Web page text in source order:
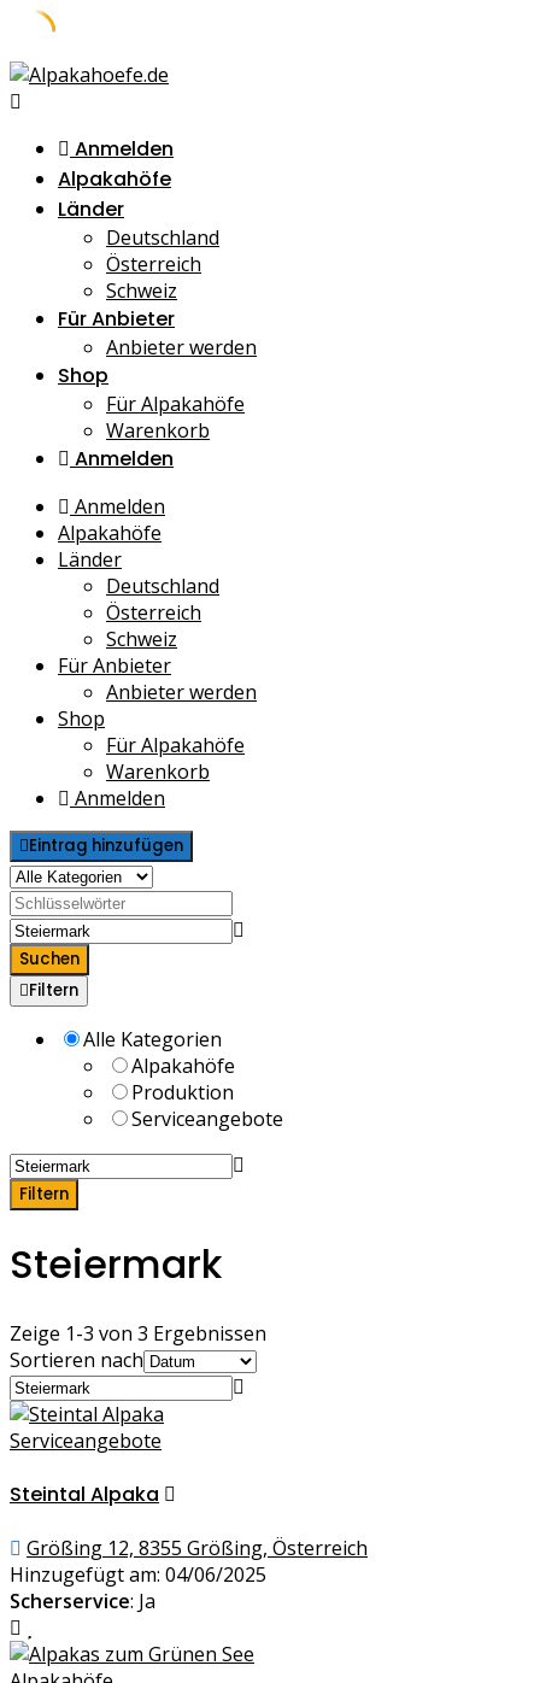
Skip
to
Anmelden
Alpakahöfe
Länder
Deutschland
Österreich
Schweiz
Für Anbieter
Anbieter werden
Shop
Für Alpakahöfe
Warenkorb
Anmelden
Anmelden
Alpakahöfe
Länder
Deutschland
Österreich
Schweiz
Für Anbieter
Anbieter werden
Shop
Für Alpakahöfe
Warenkorb
Anmelden
Eintrag hinzufügen
Suchen
Filtern
Alle Kategorien
Alpakahöfe
Produktion
Serviceangebote
Filtern
Steiermark
Zeige 1-3 von 3 Ergebnissen
Sortieren nach
Serviceangebote
Steintal Alpaka
Größing 12, 8355 Größing, Österreich
Hinzugefügt am: 04/06/2025
Scherservice: Ja